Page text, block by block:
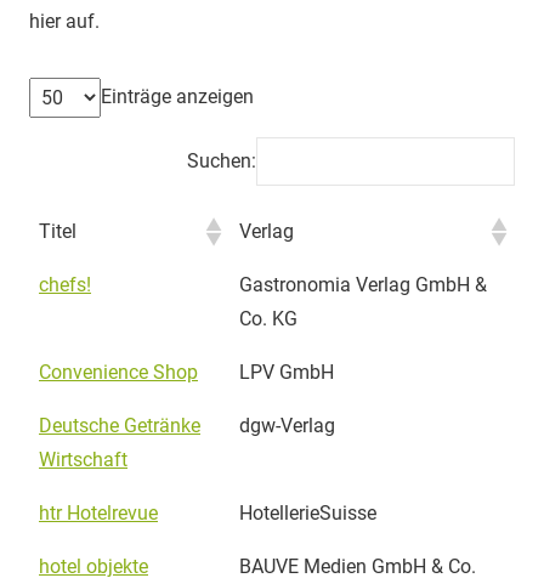
hier auf.
Einträge anzeigen
Suchen:
Titel Verlag
chefs!
Gastronomia Verlag GmbH &
Co. KG
Convenience Shop LPV GmbH
Deutsche Getränke
Wirtschaft
dgw-Verlag
htr Hotelrevue HotellerieSuisse
hotel objekte
BAUVE Medien GmbH & Co.